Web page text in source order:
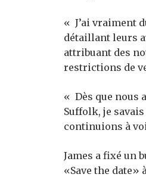
« J’ai vraiment
détaillant leurs
attribuant des
restrictions de
« Dès que nous
Suffolk, je
continuions à
James a fixé un
«Save the date»